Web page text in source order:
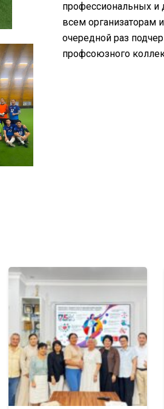
профессиональных и
всем организаторам
очередной раз
профсоюзного